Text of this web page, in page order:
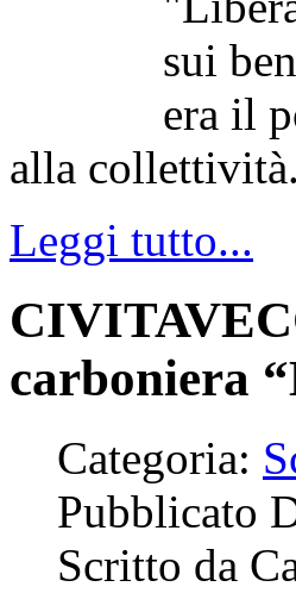
sui
era il
alla collettività.
Leggi tutto...
carboniera
Categoria:
Pubblicato
Scritto da